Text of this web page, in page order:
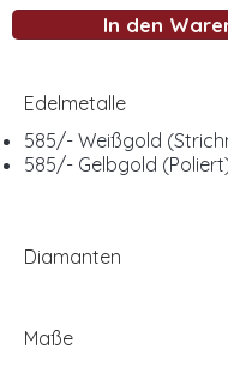
In den
Edelmetalle
585/- Weißgold
585/- Gelbgold
Diamanten
Maße